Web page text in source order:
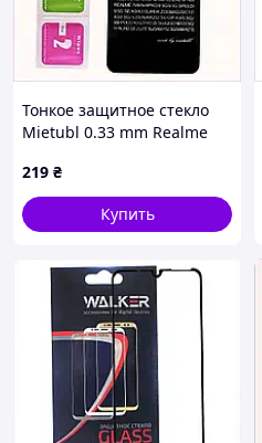
Тонкое защитное стекло
Mietubl 0.33 mm Realme
219 ₴
Купить